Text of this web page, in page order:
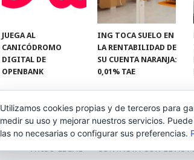
JUEGA AL
CANICÓDROMO
DIGITAL DE
OPENBANK
ING TOCA SUELO EN
LA RENTABILIDAD DE
SU CUENTA NARANJA:
0,01% TAE
© 2026 BLOGAHORRO
AVISO LEGAL CONTACTA CON EL
Utilizamos cookies propias y de terceros para
medir su uso y mejorar nuestros servicios.
las no necesarias o configurar sus preferencias.